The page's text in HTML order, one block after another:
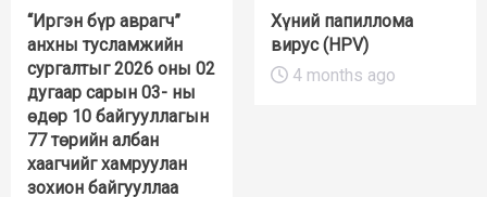
“Иргэн бүр аврагч”
анхны тусламжийн
сургалтыг 2026 оны 02
дугаар сарын 03- ны
өдөр 10 байгууллагын
77 төрийн албан
хаагчийг хамруулан
зохион байгууллаа
Хүний папиллома
вирус (HPV)
4 months ago